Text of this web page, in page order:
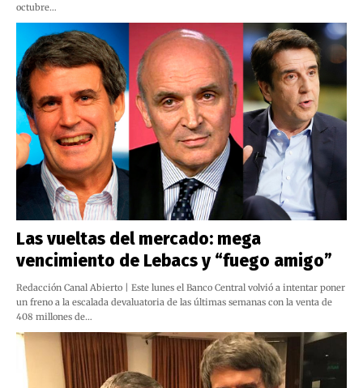
octubre…
Las vueltas del mercado: mega
vencimiento de Lebacs y “fuego amigo”
Redacción Canal Abierto | Este lunes el Banco Central volvió a intentar poner
un freno a la escalada devaluatoria de las últimas semanas con la venta de
408 millones de…